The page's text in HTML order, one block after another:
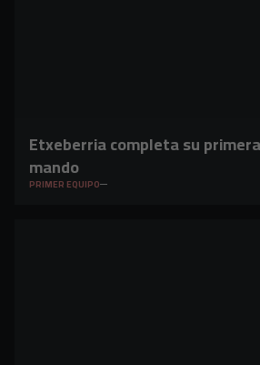
Etxeberria completa su
mando
PRIMER EQUIPO